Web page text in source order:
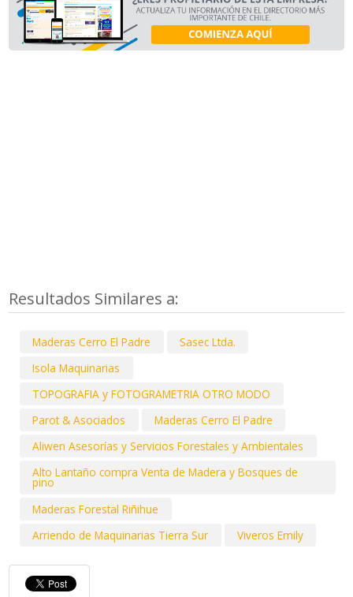
Resultados Similares a:
Maderas Cerro El Padre
Sasec Ltda.
Isola Maquinarias
TOPOGRAFIA y FOTOGRAMETRIA OTRO MODO
Parot & Asociados
Maderas Cerro El Padre
Aliwen Asesorías y Servicios Forestales y Ambientales
Alto Lantaño compra Venta de Madera y Bosques de
pino
Maderas Forestal Riñihue
Arriendo de Maquinarias Tierra Sur
Viveros Emily